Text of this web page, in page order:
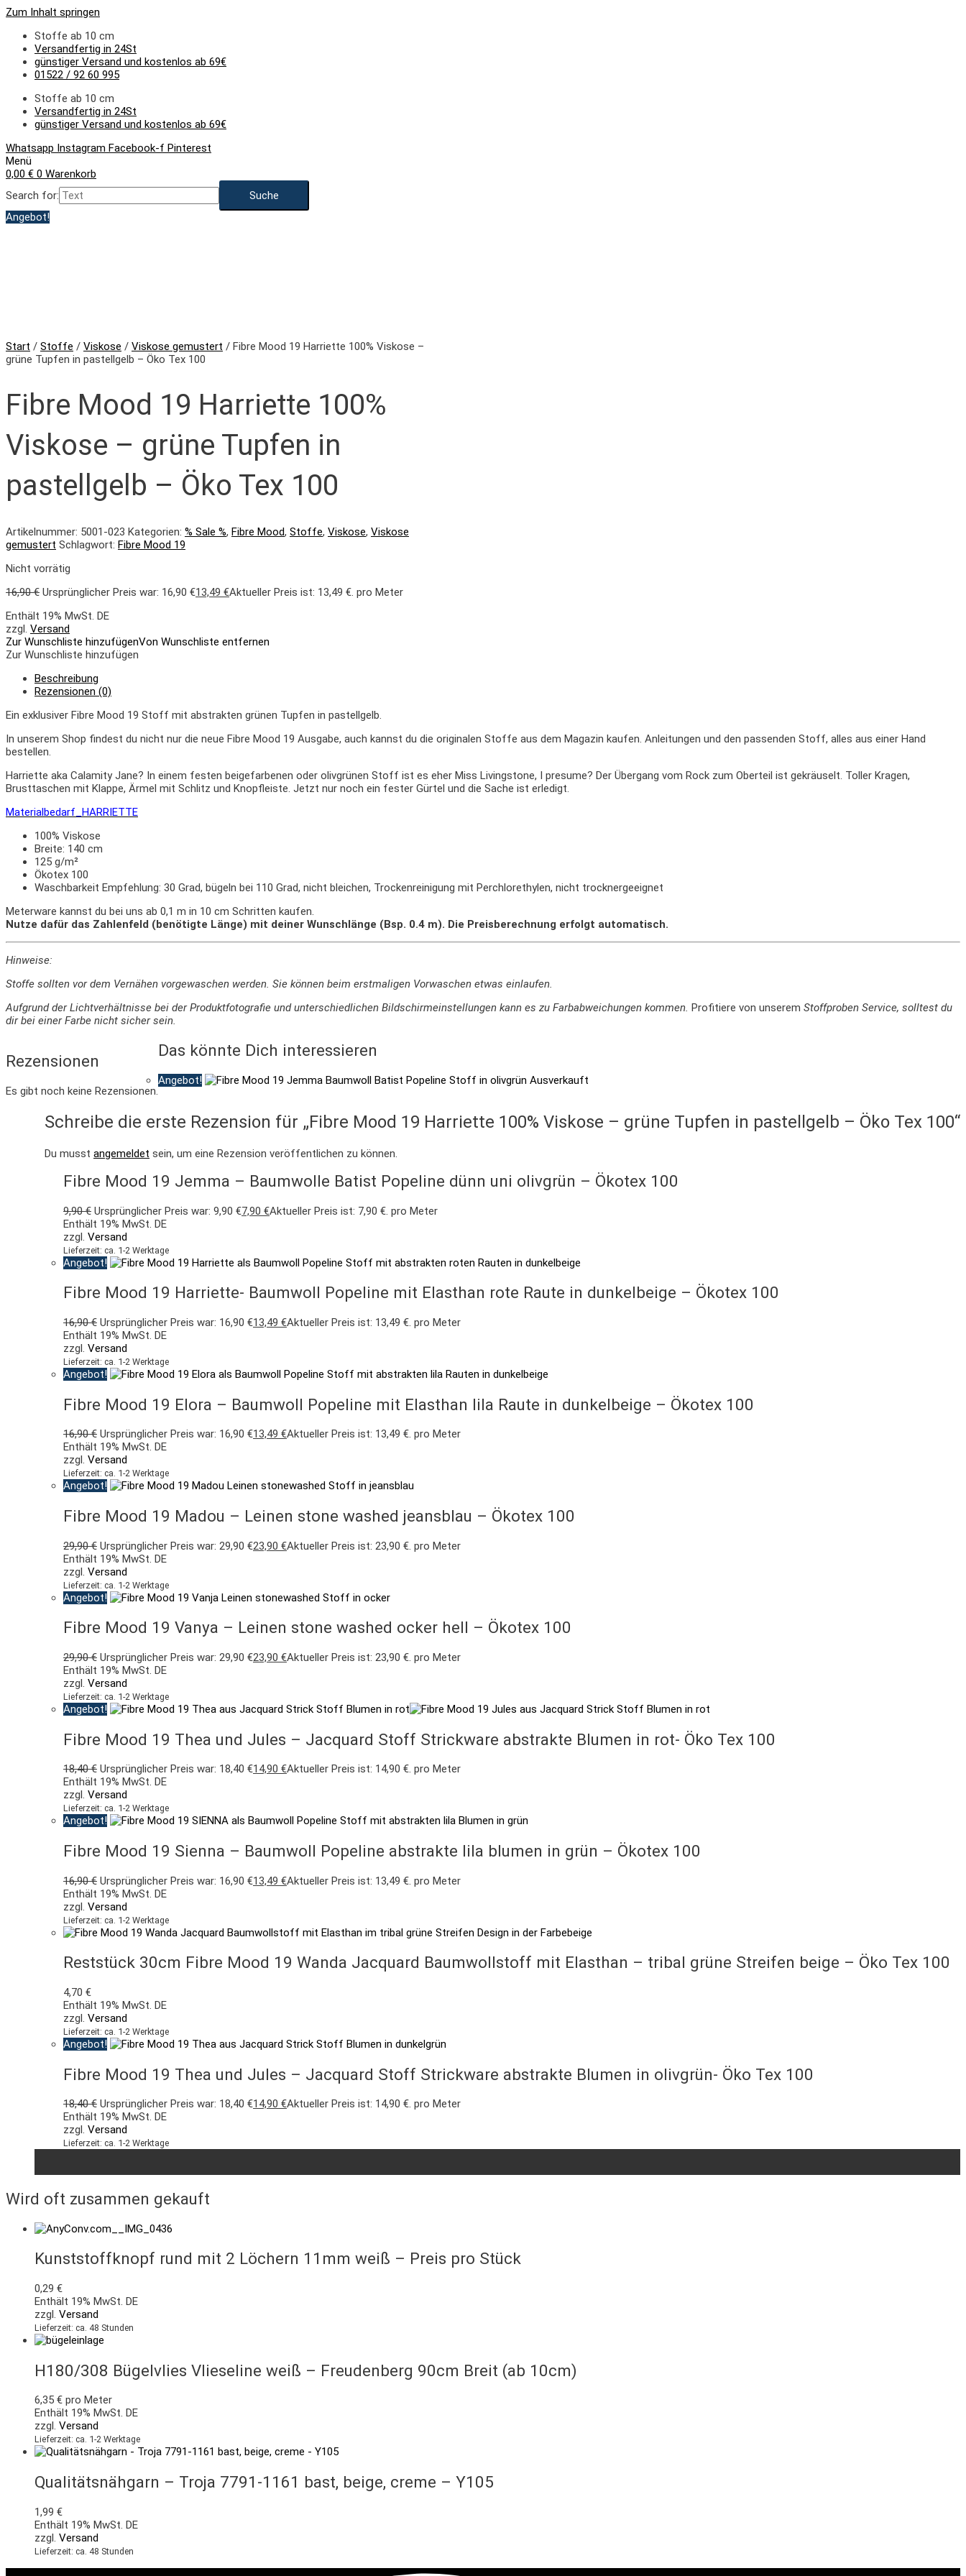
Zum Inhalt springen
Stoffe ab 10 cm
Versandfertig in 24St
günstiger Versand und kostenlos ab 69€
01522 / 92 60 995
Stoffe ab 10 cm
Versandfertig in 24St
günstiger Versand und kostenlos ab 69€
Whatsapp Instagram Facebook-f Pinterest
Menü
0,00 € 0 Warenkorb
Search for:
Angebot!
Start / Stoffe / Viskose / Viskose gemustert / Fibre Mood 19 Harriette 100% Viskose –
grüne Tupfen in pastellgelb – Öko Tex 100
Fibre Mood 19 Harriette 100%
Viskose – grüne Tupfen in
pastellgelb – Öko Tex 100
Artikelnummer: 5001-023 Kategorien: % Sale %, Fibre Mood, Stoffe, Viskose, Viskose
gemustert Schlagwort: Fibre Mood 19
Nicht vorrätig
16,90€ Ursprünglicher Preis war: 16,90 €13,49 €Aktueller Preis ist: 13,49 €. pro Meter
Enthält 19% MwSt. DE
zzgl. Versand
Zur Wunschliste hinzufügenVon Wunschliste entfernen
Zur Wunschliste hinzufügen
Beschreibung
Rezensionen (0)
Ein exklusiver Fibre Mood 19 Stoff mit abstrakten grünen Tupfen in pastellgelb.
In unserem Shop findest du nicht nur die neue Fibre Mood 19 Ausgabe, auch kannst du die originalen Stoffe aus dem Magazin kaufen. Anleitungen und den passenden Stoff, alles aus einer Hand
bestellen.
Harriette aka Calamity Jane? In einem festen beigefarbenen oder olivgrünen Stoff ist es eher Miss Livingstone, I presume? Der Übergang vom Rock zum Oberteil ist gekräuselt. Toller Kragen,
Brusttaschen mit Klappe, Ärmel mit Schlitz und Knopfleiste. Jetzt nur noch ein fester Gürtel und die Sache ist erledigt.
Materialbedarf_HARRIETTE
100% Viskose
Breite: 140 cm
125 g/m²
Ökotex 100
Waschbarkeit Empfehlung: 30 Grad, bügeln bei 110 Grad, nicht bleichen, Trockenreinigung mit Perchlorethylen, nicht trocknergeeignet
Meterware kannst du bei uns ab 0,1 m in 10 cm Schritten kaufen.
Nutze dafür das Zahlenfeld (benötigte Länge) mit deiner Wunschlänge (Bsp. 0.4 m). Die Preisberechnung erfolgt automatisch.
Hinweise:
Stoffe sollten vor dem Vernähen vorgewaschen werden. Sie können beim erstmaligen Vorwaschen etwas einlaufen.
Aufgrund der Lichtverhältnisse bei der Produktfotografie und unterschiedlichen Bildschirmeinstellungen kann es zu Farbabweichungen kommen. Profitiere von unserem Stoffproben Service, solltest du
dir bei einer Farbe nicht sicher sein.
Rezensionen
Es gibt noch keine Rezensionen.
Schreibe die erste Rezension für „Fibre Mood 19 Harriette 100% Viskose – grüne Tupfen in pastellgelb – Öko Tex 100“
Du musst angemeldet sein, um eine Rezension veröffentlichen zu können.
Das könnte Dich interessieren
Angebot! Ausverkauft
Fibre Mood 19 Jemma – Baumwolle Batist Popeline dünn uni olivgrün – Ökotex 100
9,90€ Ursprünglicher Preis war: 9,90 €7,90 €Aktueller Preis ist: 7,90 €. pro Meter
Enthält 19% MwSt. DE
zzgl. Versand
Lieferzeit: ca. 1-2 Werktage
Angebot!
Fibre Mood 19 Harriette- Baumwoll Popeline mit Elasthan rote Raute in dunkelbeige – Ökotex 100
16,90€ Ursprünglicher Preis war: 16,90 €13,49 €Aktueller Preis ist: 13,49 €. pro Meter
Enthält 19% MwSt. DE
zzgl. Versand
Lieferzeit: ca. 1-2 Werktage
Angebot!
Fibre Mood 19 Elora – Baumwoll Popeline mit Elasthan lila Raute in dunkelbeige – Ökotex 100
16,90€ Ursprünglicher Preis war: 16,90 €13,49 €Aktueller Preis ist: 13,49 €. pro Meter
Enthält 19% MwSt. DE
zzgl. Versand
Lieferzeit: ca. 1-2 Werktage
Angebot!
Fibre Mood 19 Madou – Leinen stone washed jeansblau – Ökotex 100
29,90€ Ursprünglicher Preis war: 29,90 €23,90 €Aktueller Preis ist: 23,90 €. pro Meter
Enthält 19% MwSt. DE
zzgl. Versand
Lieferzeit: ca. 1-2 Werktage
Angebot!
Fibre Mood 19 Vanya – Leinen stone washed ocker hell – Ökotex 100
29,90€ Ursprünglicher Preis war: 29,90 €23,90 €Aktueller Preis ist: 23,90 €. pro Meter
Enthält 19% MwSt. DE
zzgl. Versand
Lieferzeit: ca. 1-2 Werktage
Angebot!
Fibre Mood 19 Thea und Jules – Jacquard Stoff Strickware abstrakte Blumen in rot- Öko Tex 100
18,40€ Ursprünglicher Preis war: 18,40 €14,90 €Aktueller Preis ist: 14,90 €. pro Meter
Enthält 19% MwSt. DE
zzgl. Versand
Lieferzeit: ca. 1-2 Werktage
Angebot!
Fibre Mood 19 Sienna – Baumwoll Popeline abstrakte lila blumen in grün – Ökotex 100
16,90€ Ursprünglicher Preis war: 16,90 €13,49 €Aktueller Preis ist: 13,49 €. pro Meter
Enthält 19% MwSt. DE
zzgl. Versand
Lieferzeit: ca. 1-2 Werktage
Reststück 30cm Fibre Mood 19 Wanda Jacquard Baumwollstoff mit Elasthan – tribal grüne Streifen beige – Öko Tex 100
4,70 €
Enthält 19% MwSt. DE
zzgl. Versand
Lieferzeit: ca. 1-2 Werktage
Angebot!
Fibre Mood 19 Thea und Jules – Jacquard Stoff Strickware abstrakte Blumen in olivgrün- Öko Tex 100
18,40€ Ursprünglicher Preis war: 18,40 €14,90 €Aktueller Preis ist: 14,90 €. pro Meter
Enthält 19% MwSt. DE
zzgl. Versand
Lieferzeit: ca. 1-2 Werktage
Wird oft zusammen gekauft
Kunststoffknopf rund mit 2 Löchern 11mm weiß – Preis pro Stück
0,29 €
Enthält 19% MwSt. DE
zzgl. Versand
Lieferzeit: ca. 48 Stunden
H180/308 Bügelvlies Vlieseline weiß – Freudenberg 90cm Breit (ab 10cm)
6,35 € pro Meter
Enthält 19% MwSt. DE
zzgl. Versand
Lieferzeit: ca. 1-2 Werktage
Qualitätsnähgarn – Troja 7791-1161 bast, beige, creme – Y105
1,99 €
Enthält 19% MwSt. DE
zzgl. Versand
Lieferzeit: ca. 48 Stunden